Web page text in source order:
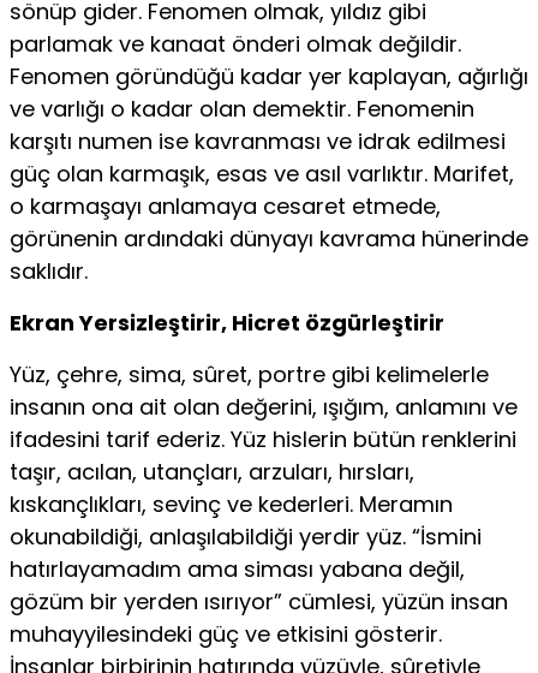
sönüp gider. Fenomen olmak, yıldız gibi
parlamak ve kanaat önderi olmak değildir.
Fenomen göründüğü kadar yer kaplayan, ağırlığı
ve varlığı o kadar olan demektir. Fenomenin
karşıtı numen ise kavranması ve idrak edilmesi
güç olan karmaşık, esas ve asıl varlıktır. Marifet,
o karmaşayı anlamaya cesaret etmede,
görünenin ardındaki dünyayı kavrama hünerinde
saklıdır.
Ekran Yersizleştirir, Hicret özgürleştirir
Yüz, çehre, sima, sûret, portre gibi kelimelerle
insanın ona ait olan değerini, ışığım, anlamını ve
ifadesini tarif ederiz. Yüz hislerin bütün renklerini
taşır, acılan, utanç­ları, arzuları, hırsları,
kıskançlıkları, sevinç ve kederleri. Meramın
okunabildiği, anlaşılabildiği yerdir yüz. “İsmini
hatırlayamadım ama siması yabana değil,
gözüm bir yer­den ısırıyor” cümlesi, yüzün insan
muhayyilesindeki güç ve etkisini gösterir.
İnsanlar birbirinin hatırında yüzüyle, sûretiyle